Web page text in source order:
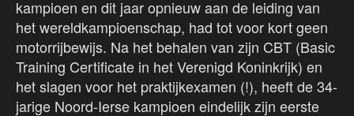
kampioen en dit jaar opnieuw aan de leiding van
het wereldkampioenschap, had tot voor kort geen
motorrijbewijs. Na het behalen van zijn CBT (Basic
Training Certificate in het Verenigd Koninkrijk) en
het slagen voor het praktijkexamen (!), heeft de 34-
jarige Noord-Ierse kampioen eindelijk zijn eerste